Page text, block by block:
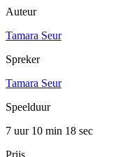
Auteur
Tamara Seur
Spreker
Tamara Seur
Speelduur
7 uur 10 min 18 sec
Prijs